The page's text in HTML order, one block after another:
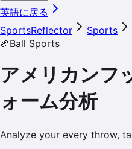
英語に戻る
SportsReflector
Sports
🏈 Ball Sports
アメリカンフ
ォーム分析
Analyze your every throw,